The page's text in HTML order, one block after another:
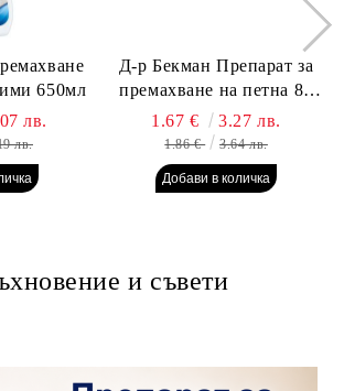
650мл
лв.
лв.
Д-р Бекман Препарат за
премахване на петна 80
гр. Пауч
1.67 € 3.27 лв.
1.86 € 3.64 лв.
и съвети